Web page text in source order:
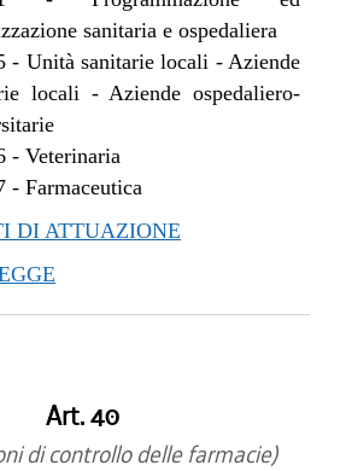
sanitaria e ospedaliera
- Unità sanitarie locali - Aziende
locali - Aziende ospedaliero-
- Veterinaria
- Farmaceutica
DI ATTUAZIONE
Art. 40
di controllo delle farmacie)